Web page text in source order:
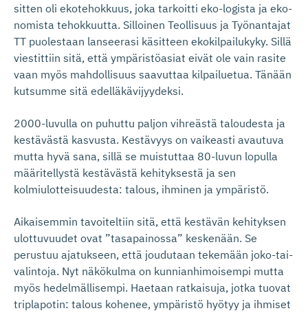
sitten oli ekotehokkuus, joka tarkoitti eko-logista ja eko-
nomista tehokkuutta. Silloinen Teollisuus ja Työnantajat
TT puolestaan lanseerasi käsitteen ekokilpailukyky. Sillä
viestittiin sitä, että ympäristöasiat eivät ole vain rasite
vaan myös mahdollisuus saavuttaa kilpailuetua. Tänään
kutsumme sitä edelläkävijyydeksi.
2000-luvulla on puhuttu paljon vihreästä taloudesta ja
kestävästä kasvusta. Kestävyys on vaikeasti avautuva
mutta hyvä sana, sillä se muistuttaa 80-luvun lopulla
määritellystä kestävästä kehityksestä ja sen
kolmiulotteisuudesta: talous, ihminen ja ympäristö.
Aikaisemmin tavoiteltiin sitä, että kestävän kehityksen
ulottuvuudet ovat ”tasapainossa” keskenään. Se
perustuu ajatukseen, että joudutaan tekemään joko-tai-
valintoja. Nyt näkökulma on kunnianhimoisempi mutta
myös hedelmällisempi. Haetaan ratkaisuja, jotka tuovat
triplapotin: talous kohenee, ympäristö hyötyy ja ihmiset